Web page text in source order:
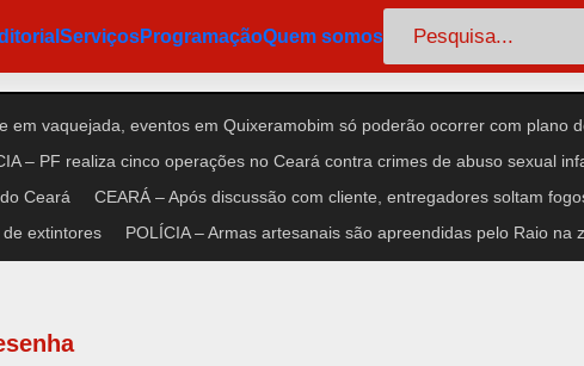
ServiçosProgramaçãoQuem somos Pesquisar
em vaquejada, eventos em Quixeramobim só poderão ocorrer com plano
– PF realiza cinco operações no Ceará contra crimes de abuso sexual
Ceará
CEARÁ – Após discussão com cliente, entregadores soltam
extintores POLÍCIA – Armas artesanais são apreendidas pelo Raio na